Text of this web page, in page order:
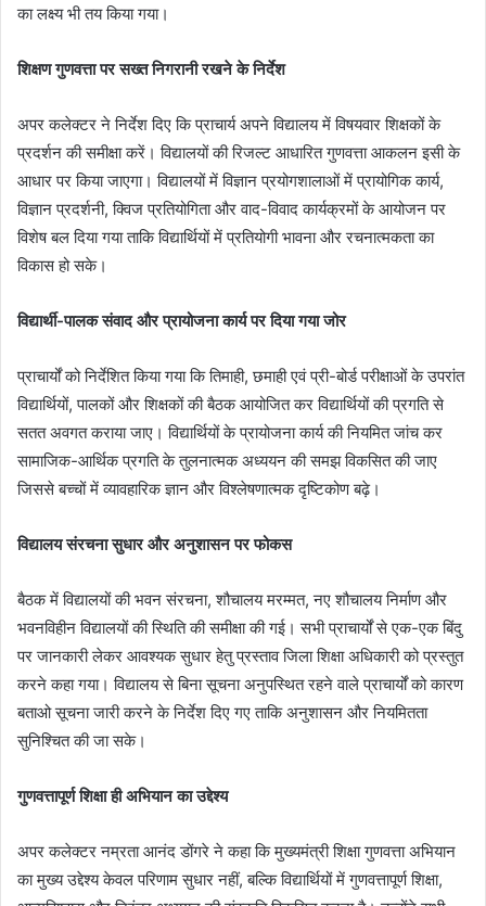
का लक्ष्य भी तय किया गया।
शिक्षण गुणवत्ता पर सख्त निगरानी रखने के निर्देश
अपर कलेक्टर ने निर्देश दिए कि प्राचार्य अपने विद्यालय में विषयवार शिक्षकों के
प्रदर्शन की समीक्षा करें। विद्यालयों की रिजल्ट आधारित गुणवत्ता आकलन इसी के
आधार पर किया जाएगा। विद्यालयों में विज्ञान प्रयोगशालाओं में प्रायोगिक कार्य,
विज्ञान प्रदर्शनी, क्विज प्रतियोगिता और वाद-विवाद कार्यक्रमों के आयोजन पर
विशेष बल दिया गया ताकि विद्यार्थियों में प्रतियोगी भावना और रचनात्मकता का
विकास हो सके।
विद्यार्थी-पालक संवाद और प्रायोजना कार्य पर दिया गया जोर
प्राचार्यों को निर्देशित किया गया कि तिमाही, छमाही एवं प्री-बोर्ड परीक्षाओं के उपरांत
विद्यार्थियों, पालकों और शिक्षकों की बैठक आयोजित कर विद्यार्थियों की प्रगति से
सतत अवगत कराया जाए। विद्यार्थियों के प्रायोजना कार्य की नियमित जांच कर
सामाजिक-आर्थिक प्रगति के तुलनात्मक अध्ययन की समझ विकसित की जाए
जिससे बच्चों में व्यावहारिक ज्ञान और विश्लेषणात्मक दृष्टिकोण बढ़े।
विद्यालय संरचना सुधार और अनुशासन पर फोकस
बैठक में विद्यालयों की भवन संरचना, शौचालय मरम्मत, नए शौचालय निर्माण और
भवनविहीन विद्यालयों की स्थिति की समीक्षा की गई। सभी प्राचार्यों से एक-एक बिंदु
पर जानकारी लेकर आवश्यक सुधार हेतु प्रस्ताव जिला शिक्षा अधिकारी को प्रस्तुत
करने कहा गया। विद्यालय से बिना सूचना अनुपस्थित रहने वाले प्राचार्यों को कारण
बताओ सूचना जारी करने के निर्देश दिए गए ताकि अनुशासन और नियमितता
सुनिश्चित की जा सके।
गुणवत्तापूर्ण शिक्षा ही अभियान का उद्देश्य
अपर कलेक्टर नम्रता आनंद डोंगरे ने कहा कि मुख्यमंत्री शिक्षा गुणवत्ता अभियान
का मुख्य उद्देश्य केवल परिणाम सुधार नहीं, बल्कि विद्यार्थियों में गुणवत्तापूर्ण शिक्षा,